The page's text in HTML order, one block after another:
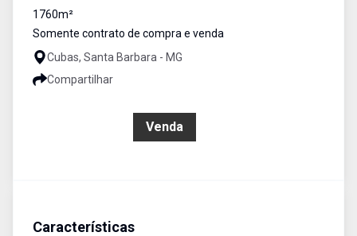
1760m²
Somente contrato de compra e venda
Cubas, Santa Barbara - MG
Compartilhar
Venda
Características